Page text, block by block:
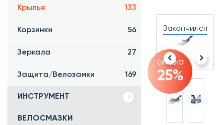
Крылья 133
Корзинки 56
Зеркала 27
Защита/Велозамки 169
ИНСТРУМЕНТ
ВЕЛОСМАЗКИ
Закончился
скидка
25%